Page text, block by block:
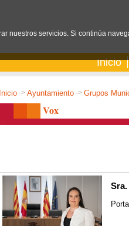
Inicio
Inicio -> Ayuntamiento -> Grupos
Vox
nuestros servicios. Si continúa